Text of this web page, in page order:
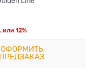
или12%
ОФОРМИТЬ
ПРЕДЗАКАЗ